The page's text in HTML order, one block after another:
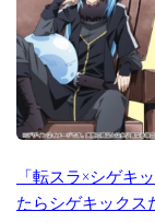
「転スラ×シゲキ
たらシゲキック